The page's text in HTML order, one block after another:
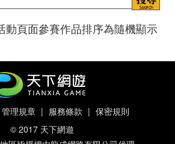
當前擁有票數：
動頁面參賽作品排序為隨機顯示
管理規章 | 服務條款 | 保密規則
© 2017 天下網遊